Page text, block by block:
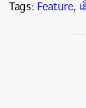
Tags:Feature,